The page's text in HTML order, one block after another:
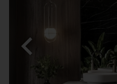
chevron_left